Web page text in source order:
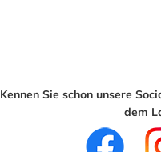
Kennen Sie schon unsere
dem